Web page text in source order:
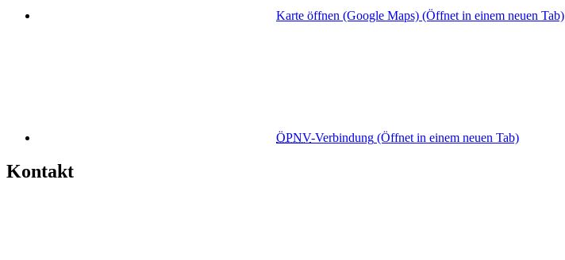
Karte öffnen (Google Maps) (Öffnet in einem neuen Tab)
ÖPNV-Verbindung (Öffnet in einem neuen Tab)
Kontakt